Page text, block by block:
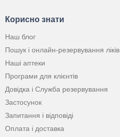
Корисно знати
Наш блог
Пошук і онлайн-резервування ліків
Наші аптеки
Програми для клієнтів
Довідка і Служба резервування
Застосунок
Запитання і відповіді
Оплата і доставка